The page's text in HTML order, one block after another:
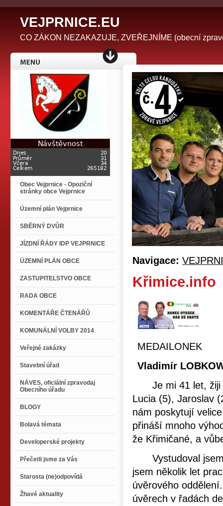
VEJPRNICE.EU
CO ZÁKON NEZAKAZUJE, ZVEŘEJNÍME (obecní
Obec Vejprnice - Opoziční
stránky obce Vejprnice
Územní plán Vejprnice
SBĚRNÝ DVŮR
JÍZDNÍ ŘÁDY IDP VEJPRNICE
ÚZEMNÍ PLÁN OBCE
ZASTUPITELSTVO OBCE
RADA OBCE
KOMENTÁŘE ČTENÁŘŮ
KOMUNÁLNÍ VOLBY 2014
Veřejné zakázky
Stavební úřad
NÁVES, oficiální zpravodaj
Obecního úřadu
BLOGY
Bolavá témata
Developerské projekty
Přečetli jsme za Vás
Starosta (ne)odpovídá
Žhavé aktuality
Navigace:
Křimice.info
MEDAILONEK
Vladimír
Je mi 41 let, žiji
Lucia (5), Jaroslav
nám poskytují
přináší mnoho
že Křimičané, a
Vystudoval jsem
jsem několik let
úvěrového
úvěrech v řadách